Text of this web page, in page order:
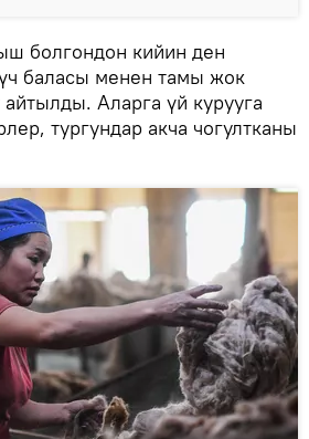
болгондон кийин ден
баласы менен тамы жок
Аларга үй курууга
тургундар акча чогултканы